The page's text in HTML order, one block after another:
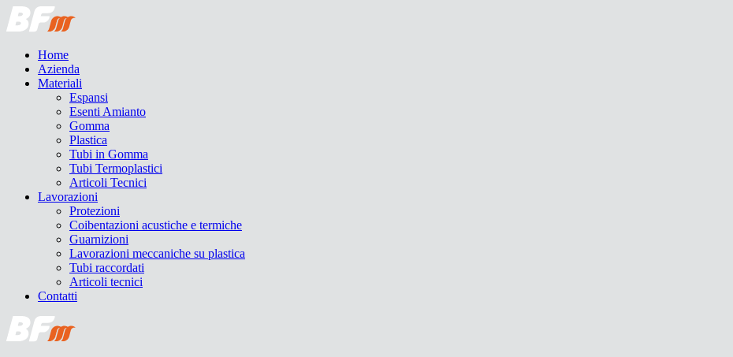
Home
Azienda
Materiali
Espansi
Esenti Amianto
Gomma
Plastica
Tubi in Gomma
Tubi Termoplastici
Articoli Tecnici
Lavorazioni
Protezioni
Coibentazioni acustiche e termiche
Guarnizioni
Lavorazioni meccaniche su plastica
Tubi raccordati
Articoli tecnici
Contatti